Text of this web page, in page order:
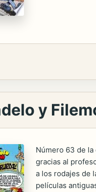
y
Número 63 de
gracias al
a los rodajes de
películas